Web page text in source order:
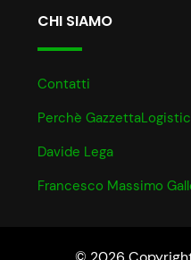
CHI SIAMO
Contatti
Perchè
Davide Lega
Francesco Massimo